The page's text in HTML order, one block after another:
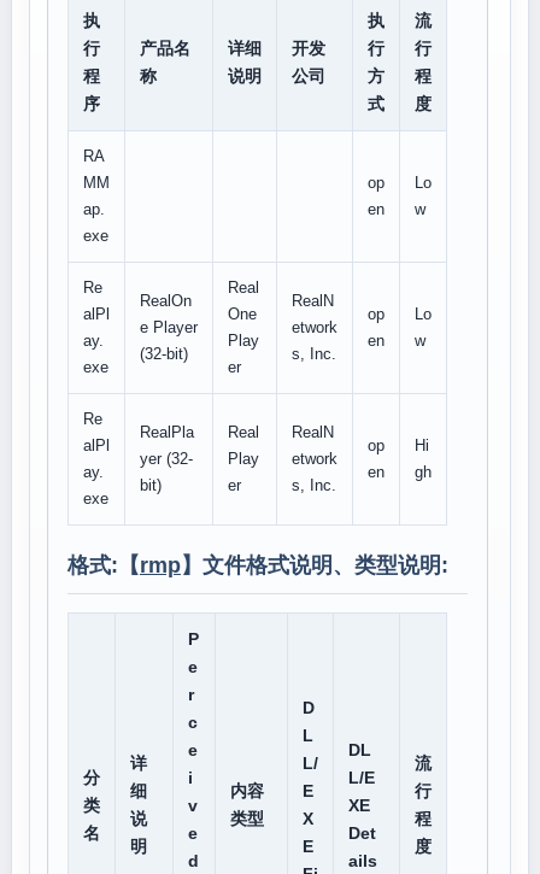
执
行
程
序
产品名
称
详细
说明
开发
公司
执
行
方
式
流
行
程
度
RA
MM
ap.
exe
op
en
Lo
w
Re
alPl
ay.
exe
RealOn
e Player
(32-bit)
Real
One
Play
er
RealN
etwork
s, Inc.
op
en
Lo
w
Re
alPl
ay.
exe
RealPla
yer (32-
bit)
Real
Play
er
RealN
etwork
s, Inc.
op
en
Hi
gh
格式:【rmp】文件格式说明、类型说明:
分
类
名
详
细
说
明
P
e
r
c
e
i
v
e
d
内容
类型
D
L
L/
E
X
E
DL
L/E
XE
Det
ails
流
行
程
度